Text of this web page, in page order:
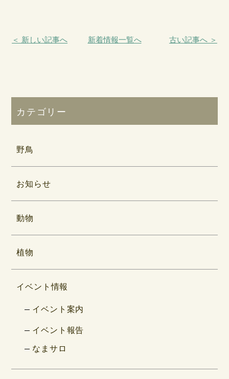
＜ 新しい記事へ 新着情報一覧へ 古い記事へ ＞
カテゴリー
野鳥
お知らせ
動物
植物
イベント情報
イベント案内
イベント報告
なまサロ